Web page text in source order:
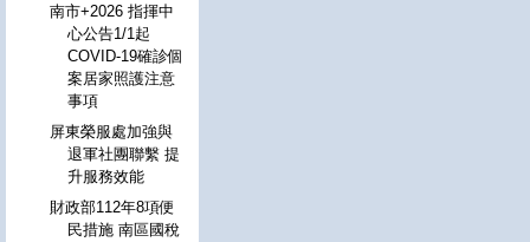
南市+2026 指揮中
心公告1/1起
COVID-19確診個
案居家照護注意
事項
屏東榮服處加強與
退軍社團聯繫 提
升服務效能
財政部112年8項便
民措施 南區國稅